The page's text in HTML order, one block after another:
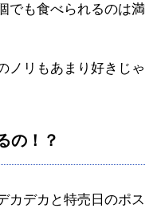
でも食べられるのは満
ノリもあまり好きじゃ
の！？
カデカと特売日のポス